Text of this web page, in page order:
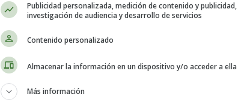
Publicidad personalizada, medición de contenido y publicidad,
investigación de audiencia y desarrollo de servicios
Contenido personalizado
Almacenar la información en un dispositivo y/o acceder a ella
Más información